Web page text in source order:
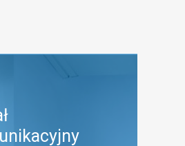
specjaliści Retail
Media, dzięki naszej
wiedzy na